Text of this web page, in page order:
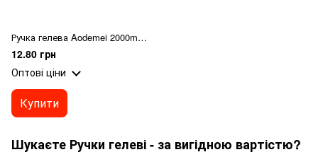
Ручка гелева Aodemei 2000m 0,5мм чорн.
12.80 грн
Оптові ціни
Купити
Шукаєте Ручки гелеві - за вигідною вартістю?